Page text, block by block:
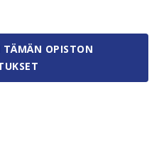
TÄMÄN OPISTON